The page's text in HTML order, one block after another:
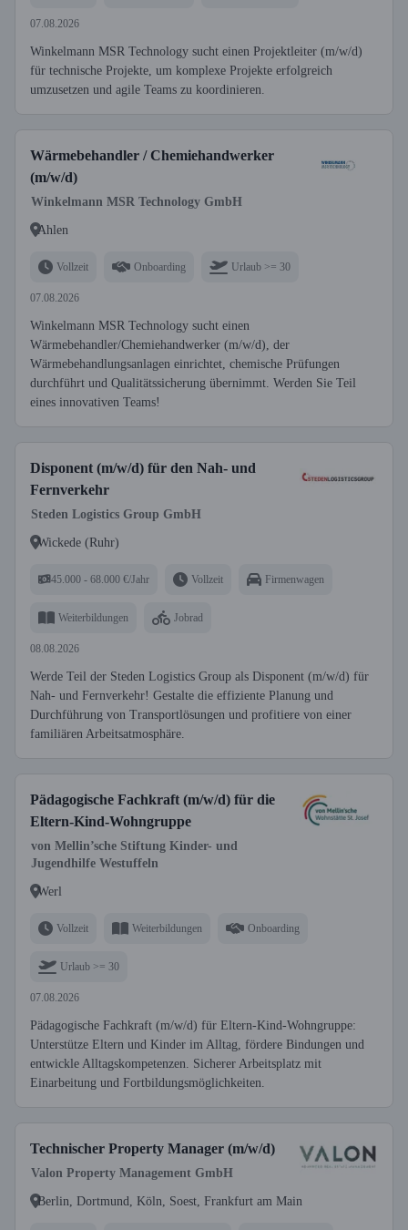
07.08.2026
Winkelmann MSR Technology sucht einen Projektleiter (m/w/d)
für technische Projekte, um komplexe Projekte erfolgreich
umzusetzen und agile Teams zu koordinieren.
Wärmebehandler / Chemiehandwerker
(m/w/d)
Winkelmann MSR Technology GmbH
Ahlen
Vollzeit Onboarding Urlaub >= 30
07.08.2026
Winkelmann MSR Technology sucht einen
Wärmebehandler/Chemiehandwerker (m/w/d), der
Wärmebehandlungsanlagen einrichtet, chemische Prüfungen
durchführt und Qualitätssicherung übernimmt. Werden Sie Teil
eines innovativen Teams!
Disponent (m/w/d) für den Nah- und
Fernverkehr
Steden Logistics Group GmbH
Wickede (Ruhr)
45.000 - 68.000 €/Jahr Vollzeit Firmenwagen
Weiterbildungen Jobrad
08.08.2026
Werde Teil der Steden Logistics Group als Disponent (m/w/d) für
Nah- und Fernverkehr! Gestalte die effiziente Planung und
Durchführung von Transportlösungen und profitiere von einer
familiären Arbeitsatmosphäre.
Pädagogische Fachkraft (m/w/d) für die
Eltern-Kind-Wohngruppe
von Mellin’sche Stiftung Kinder- und
Jugendhilfe Westuffeln
Werl
Vollzeit Weiterbildungen Onboarding
Urlaub >= 30
07.08.2026
Pädagogische Fachkraft (m/w/d) für Eltern-Kind-Wohngruppe:
Unterstütze Eltern und Kinder im Alltag, fördere Bindungen und
entwickle Alltagskompetenzen. Sicherer Arbeitsplatz mit
Einarbeitung und Fortbildungsmöglichkeiten.
Technischer Property Manager (m/w/d)
Valon Property Management GmbH
Berlin, Dortmund, Köln, Soest, Frankfurt am Main